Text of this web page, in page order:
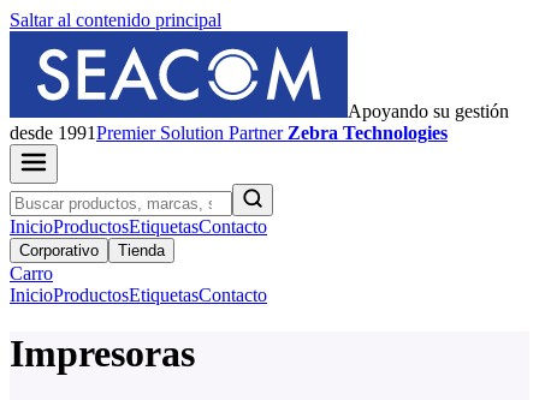
Saltar al contenido principal
Apoyando su gestión
desde 1991PremierSolution Partner Zebra Technologies
InicioProductosEtiquetasContacto
Corporativo Tienda
Carro
InicioProductosEtiquetasContacto
Impresoras